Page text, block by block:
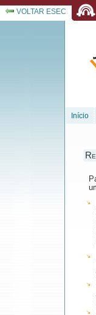
VOLTAR ESEC
Início